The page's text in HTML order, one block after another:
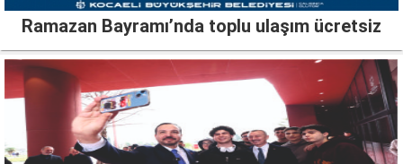
Ramazan Bayramı’nda toplu ulaşım ücretsiz